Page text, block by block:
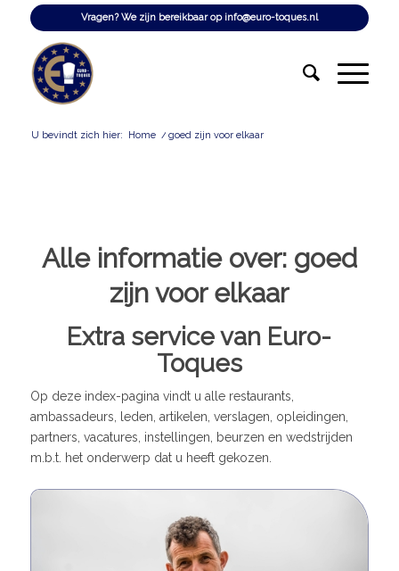
Vragen? We zijn bereikbaar op info@euro-toques.nl
U bevindt zich hier: Home / goed zijn voor elkaar
Alle informatie over: goed
zijn voor elkaar
Extra service van Euro-
Toques
Op deze index-pagina vindt u alle restaurants,
ambassadeurs, leden, artikelen, verslagen, opleidingen,
partners, vacatures, instellingen, beurzen en wedstrijden
m.b.t. het onderwerp dat u heeft gekozen.